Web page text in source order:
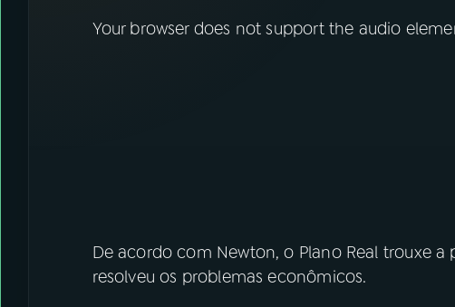
Your browser does not support the audio
De acordo com Newton, o Plano Real trouxe
resolveu os problemas econômicos.